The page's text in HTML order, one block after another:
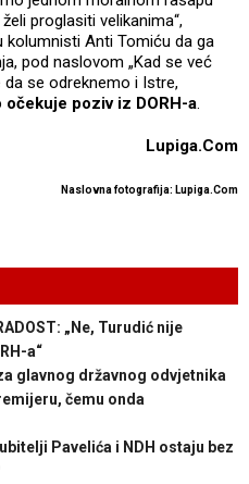
proglasiti velikanima“,
kolumnisti Anti Tomiću da ga
pod naslovom „Kad se već
se odreknemo i Istre,
očekuje poziv iz DORH-a.
Lupiga.Com
Naslovna fotografija: Lupiga.Com
„Ne, Turudić nije
a“
glavnog državnog odvjetnika
čemu onda
Pavelića i NDH ostaju bez